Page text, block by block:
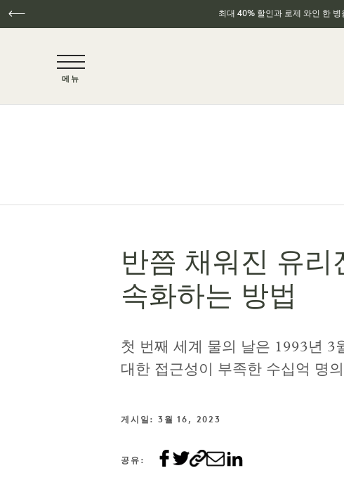
최대 40% 할인과 로제 와인 한
NaN / 6
메뉴
반쯤 채워진 유
속화하는 방법
첫 번째 세계 물의 날은 1993년 3
대한 접근성이 부족한 수십억 명
게시일: 3월 16, 2023
공유: